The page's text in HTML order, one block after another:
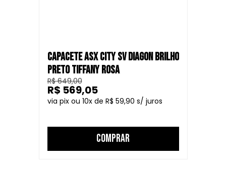
CAPACETE ASX CITY SV DIAGON BRILHO
PRETO TIFFANY ROSA
R$ 649,00
10
R$ 59,90
R$ 569,05
COMPRAR